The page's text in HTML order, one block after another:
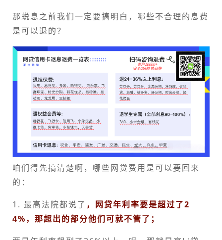
那蜕息之前我们一定要搞明白，哪些不合理的息费
是可以退的？
咱们得先搞清楚啊，哪些网贷费用是可以要回来
的：
1. 最高法院都说了 ，网贷年利率要是超过了2
4%，那超出的部分他们可就不管了；